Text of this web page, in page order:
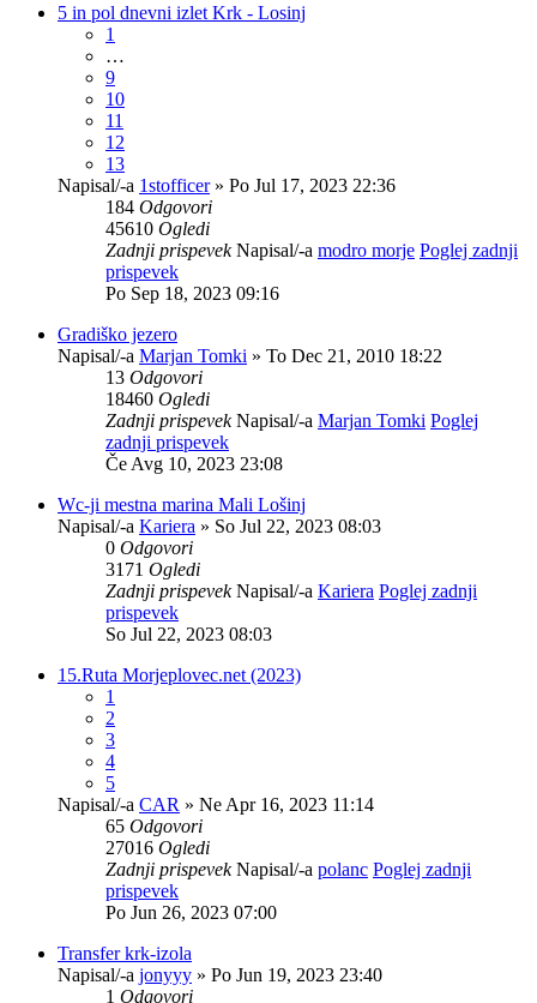
5 in pol dnevni izlet Krk - Losinj
1
…
9
10
11
12
13
Napisal/-a 1stofficer» Po Jul 17, 2023 22:36
184 Odgovori
45610 Ogledi
Zadnji prispevekNapisal/-a modro morje Poglej zadnji
prispevek
Po Sep 18, 2023 09:16
Gradiško jezero
Napisal/-a Marjan Tomki » To Dec 21, 2010 18:22
13 Odgovori
18460 Ogledi
Zadnji prispevekNapisal/-a Marjan Tomki Poglej
zadnji prispevek
Če Avg 10, 2023 23:08
Wc-ji mestna marina Mali Lošinj
Napisal/-a Kariera » So Jul 22, 2023 08:03
0 Odgovori
3171 Ogledi
Zadnji prispevekNapisal/-a Kariera Poglej zadnji
prispevek
So Jul 22, 2023 08:03
15.Ruta Morjeplovec.net (2023)
1
2
3
4
5
Napisal/-a CAR » Ne Apr 16, 2023 11:14
65 Odgovori
27016 Ogledi
Zadnji prispevekNapisal/-a polanc Poglej zadnji
prispevek
Po Jun 26, 2023 07:00
Transfer krk-izola
Napisal/-a jonyyy » Po Jun 19, 2023 23:40
1 Odgovori